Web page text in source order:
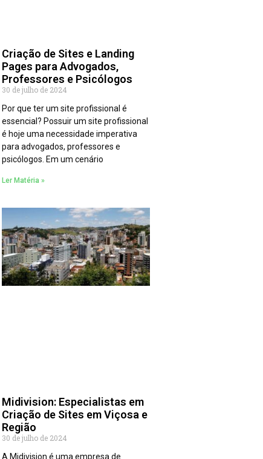
Criação de Sites e Landing
Pages para Advogados,
Professores e Psicólogos
30 de julho de 2024
Por que ter um site profissional é
essencial? Possuir um site profissional
é hoje uma necessidade imperativa
para advogados, professores e
psicólogos. Em um cenário
Ler Matéria »
Midivision: Especialistas em
Criação de Sites em Viçosa e
Região
30 de julho de 2024
A Midivision é uma empresa de